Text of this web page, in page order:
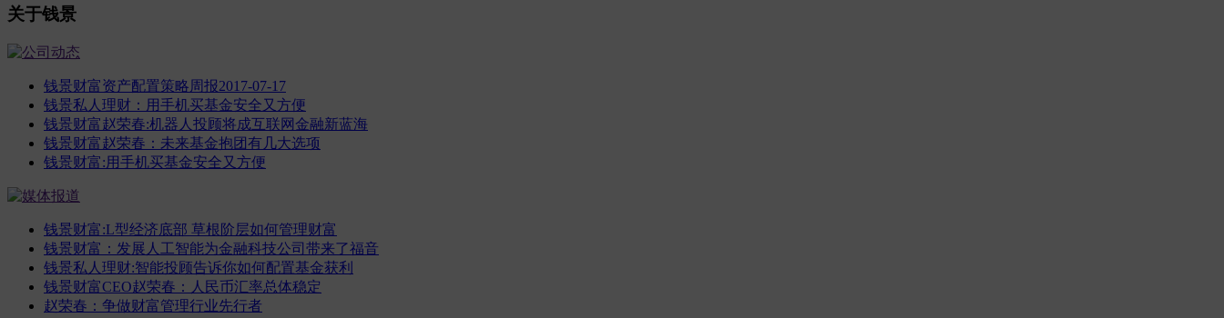
关于钱景
钱景财富资产配置策略周报2017-07-17
钱景私人理财：用手机买基金安全又方便
钱景财富赵荣春:机器人投顾将成互联网金融新蓝海
钱景财富赵荣春：未来基金抱团有几大选项
钱景财富:用手机买基金安全又方便
钱景财富:L型经济底部 草根阶层如何管理财富
钱景财富：发展人工智能为金融科技公司带来了福音
钱景私人理财:智能投顾告诉你如何配置基金获利
钱景财富CEO赵荣春：人民币汇率总体稳定
赵荣春：争做财富管理行业先行者